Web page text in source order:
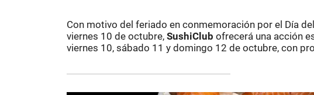
Con motivo del feriado en conmemoración por el Día
viernes 10 de octubre, SushiClub ofrecerá una acción
viernes 10, sábado 11 y domingo 12 de octubre, con